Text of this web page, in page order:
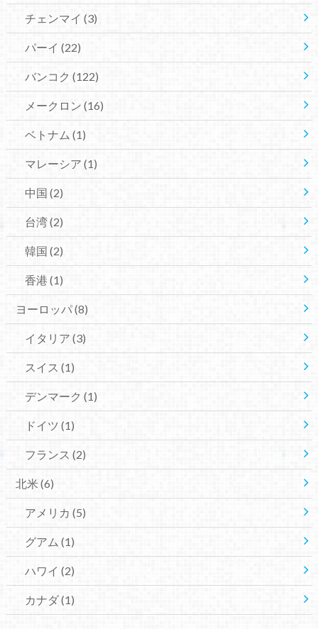
チェンマイ (3)
パーイ (22)
バンコク (122)
メークロン (16)
ベトナム (1)
マレーシア (1)
中国 (2)
台湾(2)
韓国 (2)
香港 (1)
ヨーロッパ(8)
イタリア (3)
スイス (1)
デンマーク (1)
ドイツ (1)
フランス (2)
北米 (6)
アメリカ (5)
グアム (1)
ハワイ (2)
カナダ(1)